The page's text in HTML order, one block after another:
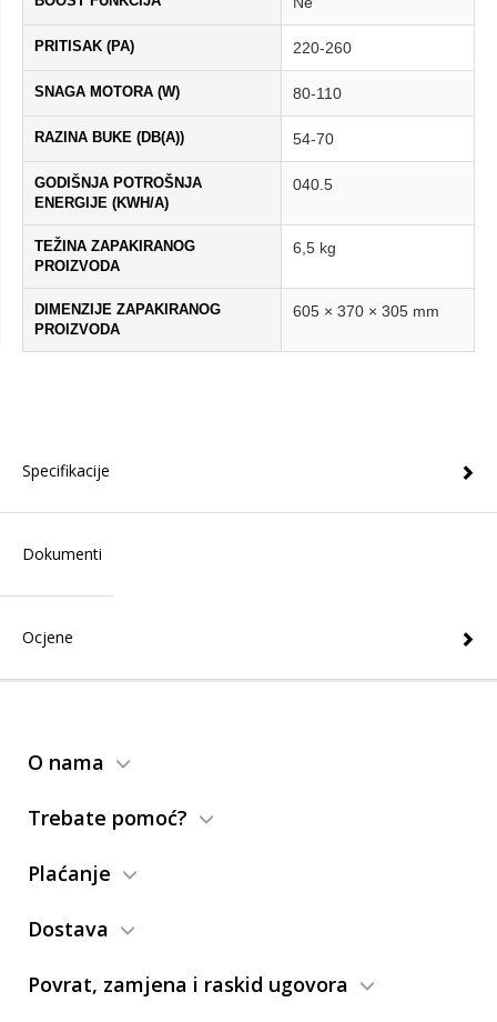
PRITISAK (PA) 220-260
SNAGA MOTORA (W) 80-110
RAZINA BUKE (DB(A)) 54-70
GODIŠNJA POTROŠNJA
ENERGIJE (KWH/A)
040.5
TEŽINA ZAPAKIRANOG
PROIZVODA
6,5 kg
DIMENZIJE ZAPAKIRANOG
PROIZVODA
605 × 370 × 305 mm
Specifikacije
Dokumenti
Ocjene
O nama
Trebate pomoć?
Plaćanje
Dostava
Povrat, zamjena i raskid ugovora